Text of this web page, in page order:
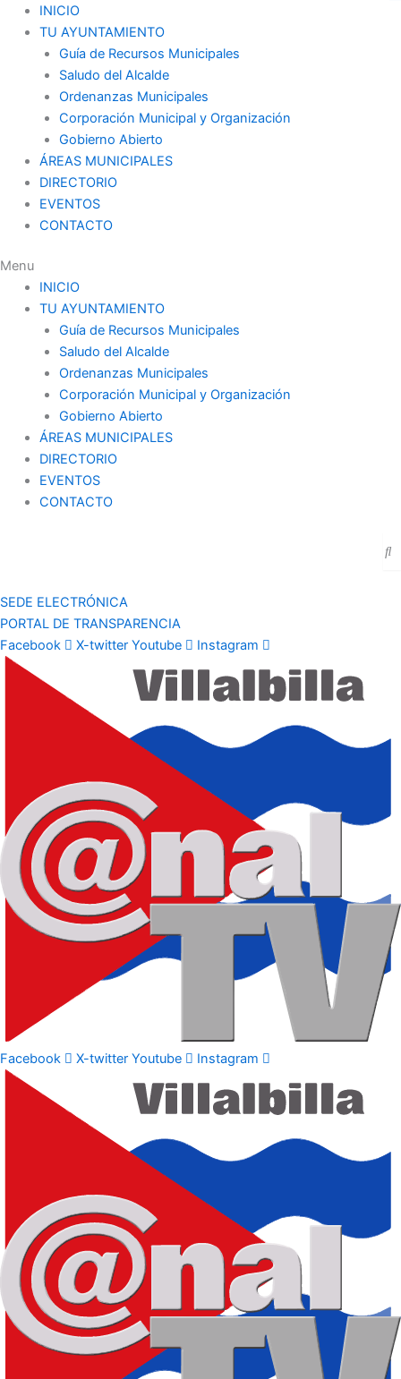
INICIO
TU AYUNTAMIENTO
Guía de Recursos Municipales
Saludo del Alcalde
Ordenanzas Municipales
Corporación Municipal y Organización
Gobierno Abierto
ÁREAS MUNICIPALES
DIRECTORIO
EVENTOS
CONTACTO
Menu
INICIO
TU AYUNTAMIENTO
Guía de Recursos Municipales
Saludo del Alcalde
Ordenanzas Municipales
Corporación Municipal y Organización
Gobierno Abierto
ÁREAS MUNICIPALES
DIRECTORIO
EVENTOS
CONTACTO
SEDE ELECTRÓNICA
PORTAL DE TRANSPARENCIA
Facebook
X-twitter Youtube Instagram
Facebook X-twitter Youtube Instagram